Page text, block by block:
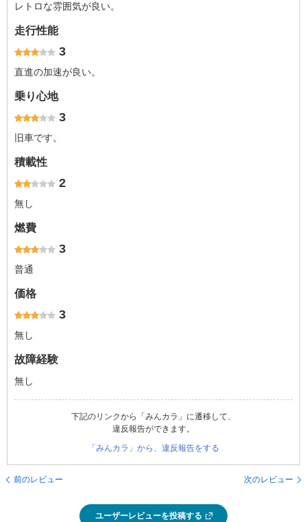
レトロな雰囲気が良い。
走行性能
3
直進の加速が良い。
乗り心地
3
旧車です。
積載性
2
無し
燃費
3
普通
価格
3
無し
故障経験
無し
下記のリンクから「みんカラ」に遷移して、
違反報告ができます。
「みんカラ」から、違反報告をする
前のレビュー 次のレビュー
ユーザーレビューを投稿する